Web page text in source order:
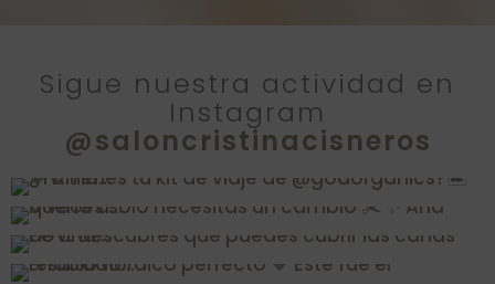
Sigue nuestra actividad en
Instagram
@saloncristinacisneros